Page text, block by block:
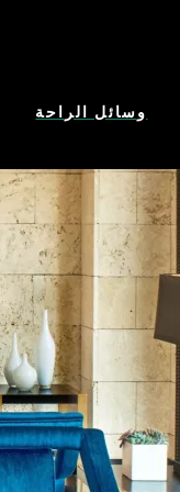
وسائل الراحة